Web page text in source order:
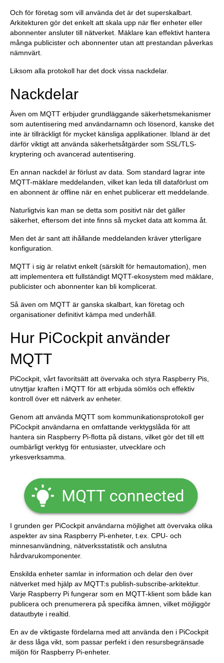
Och för företag som vill använda det är det superskalbart.
Arkitekturen gör det enkelt att skala upp när fler enheter eller
abonnenter ansluter till nätverket. Mäklare kan effektivt hantera
många publicister och abonnenter utan att prestandan påverkas
nämnvärt.
Liksom alla protokoll har det dock vissa nackdelar.
Nackdelar
Även om MQTT erbjuder grundläggande säkerhetsmekanismer
som autentisering med användarnamn och lösenord, kanske det
inte är tillräckligt för mycket känsliga applikationer. Ibland är det
därför viktigt att använda säkerhetsåtgärder som SSL/TLS-
kryptering och avancerad autentisering.
En annan nackdel är förlust av data. Som standard lagrar inte
MQTT-mäklare meddelanden, vilket kan leda till dataförlust om
en abonnent är offline när en enhet publicerar ett meddelande.
Naturligtvis kan man se detta som positivt när det gäller
säkerhet, eftersom det inte finns så mycket data att komma åt.
Men det är sant att ihållande meddelanden kräver ytterligare
konfiguration.
MQTT i sig är relativt enkelt (särskilt för hemautomation), men
att implementera ett fullständigt MQTT-ekosystem med mäklare,
publicister och abonnenter kan bli komplicerat.
Så även om MQTT är ganska skalbart, kan företag och
organisationer definitivt kämpa med underhåll.
Hur PiCockpit använder
MQTT
PiCockpit, vårt favoritsätt att övervaka och styra Raspberry Pis,
utnyttjar kraften i MQTT för att erbjuda sömlös och effektiv
kontroll över ett nätverk av enheter.
Genom att använda MQTT som kommunikationsprotokoll ger
PiCockpit användarna en omfattande verktygslåda för att
hantera sin Raspberry Pi-flotta på distans, vilket gör det till ett
oumbärligt verktyg för entusiaster, utvecklare och
yrkesverksamma.
I grunden ger PiCockpit användarna möjlighet att övervaka olika
aspekter av sina Raspberry Pi-enheter, t.ex. CPU- och
minnesanvändning, nätverksstatistik och anslutna
hårdvarukomponenter.
Enskilda enheter samlar in information och delar den över
nätverket med hjälp av MQTT:s publish-subscribe-arkitektur.
Varje Raspberry Pi fungerar som en MQTT-klient som både kan
publicera och prenumerera på specifika ämnen, vilket möjliggör
datautbyte i realtid.
En av de viktigaste fördelarna med att använda den i PiCockpit
är dess låga vikt, som passar perfekt i den resursbegränsade
miljön för Raspberry Pi-enheter.